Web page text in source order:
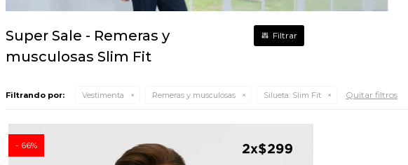
Super Sale - Remeras y
musculosas Slim Fit
Filtrando por: Vestimenta Remeras y musculosas Silueta: Slim Fit Quitar filtros
66